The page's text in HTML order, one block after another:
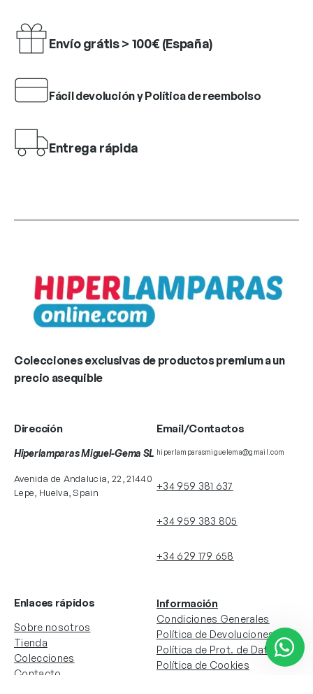
Envío grátis > 100€ (España)
Fácil devolución y Política de reembolso
Entrega rápida
Colecciones exclusivas de productos premium a un
precio asequible
Dirección
Hiperlamparas Miguel-Gema SL
Avenida de Andalucia, 22, 21440
Lepe, Huelva, Spain
Email/Contactos
hiperlamparasmiguelema@gmail.com
+34 959 381 637
+34 959 383 805
+34 629 179 658
Enlaces rápidos
Sobre nosotros
Tienda
Colecciones
Contacto
Información
Condiciones Generales
Política de Devoluciones
Política de Prot. de Datos
Política de Cookies